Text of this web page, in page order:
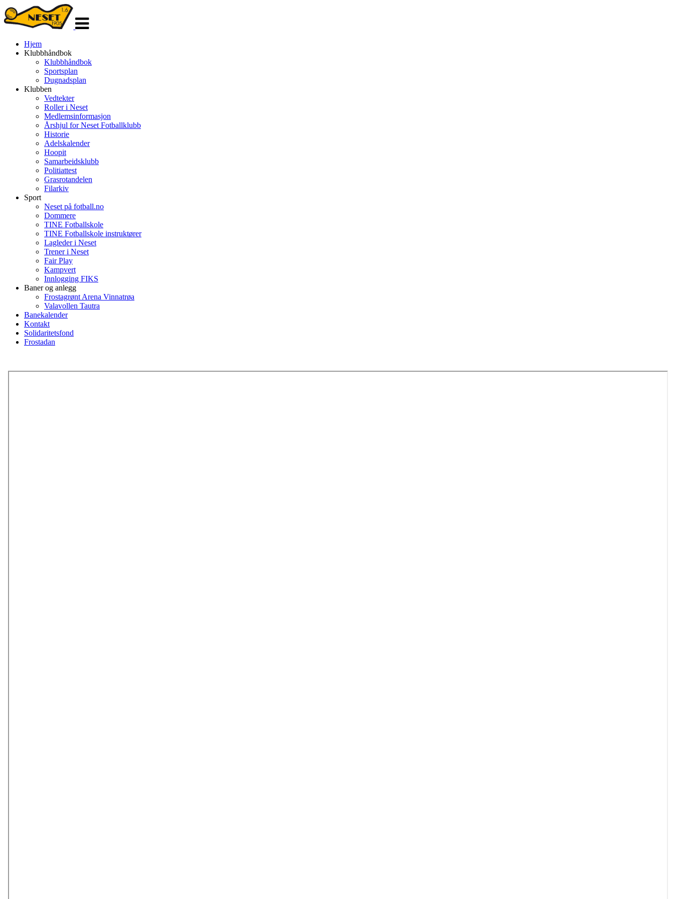
navigasjon
Hjem
Klubbhåndbok
Klubbhåndbok
Sportsplan
Dugnadsplan
Klubben
Vedtekter
Roller i Neset
Medlemsinformasjon
Årshjul for Neset Fotballklubb
Historie
Adelskalender
Hoopit
Samarbeidsklubb
Politiattest
Grasrotandelen
Filarkiv
Sport
Neset på fotball.no
Dommere
TINE Fotballskole
TINE Fotballskole instruktører
Lagleder i Neset
Trener i Neset
Fair Play
Kampvert
Innlogging FIKS
Baner og anlegg
Frostagrønt Arena Vinnatrøa
Valavollen Tautra
Banekalender
Kontakt
Solidaritetsfond
Frostadan